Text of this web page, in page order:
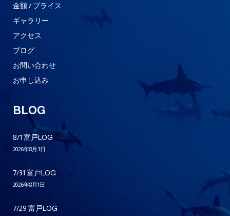
金額 / プライス
ギャラリー
アクセス
ブログ
お問い合わせ
お申し込み
BLOG
8/1 富戸LOG
2026年8月3日
7/31 富戸LOG
2026年8月1日
7/29 富戸LOG